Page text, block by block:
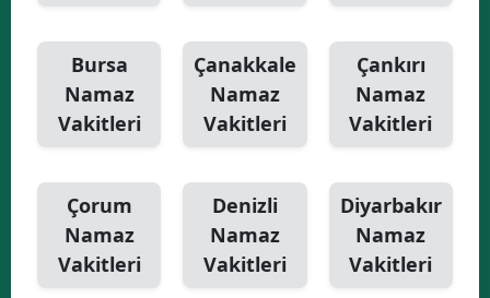
Bursa
Namaz
Vakitleri
Çanakkale
Namaz
Vakitleri
Çankırı
Namaz
Vakitleri
Çorum
Namaz
Vakitleri
Denizli
Namaz
Vakitleri
Diyarbakır
Namaz
Vakitleri